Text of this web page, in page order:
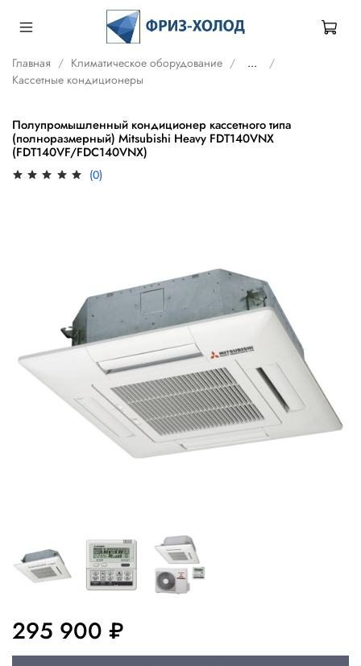
Главная Климатическое оборудование
...
Кассетные кондиционеры
Полупромышленный кондиционер кассетного типа
(полноразмерный) Mitsubishi Heavy FDT140VNX
(FDT140VF/FDC140VNX)
(0)
295 900 ₽